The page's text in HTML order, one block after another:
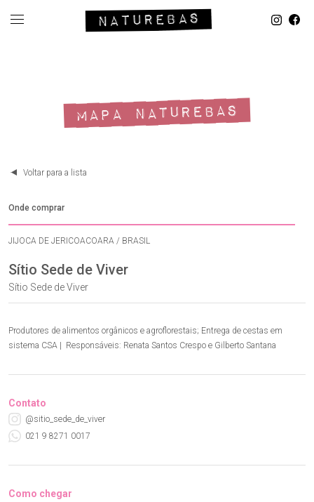
MAPA NATUREBAS
Voltar para a lista
Onde comprar
JIJOCA DE JERICOACOARA / BRASIL
Sítio Sede de Viver
Sítio Sede de Viver
Produtores de alimentos orgânicos e agroflorestais; Entrega de cestas em
sistema CSA | Responsáveis: Renata Santos Crespo e Gilberto Santana
Contato
@sitio_sede_de_viver
021 9 8271 0017
Como chegar